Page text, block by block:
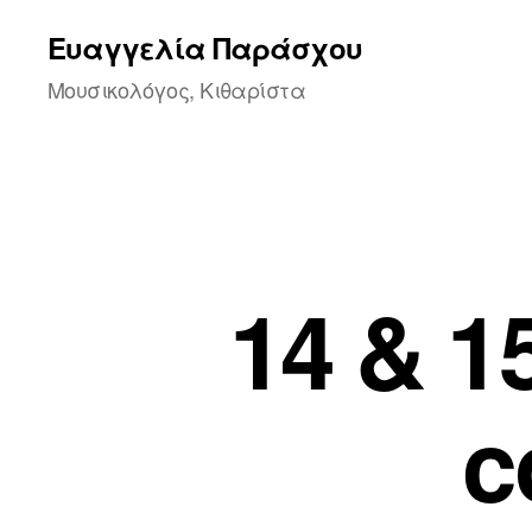
Ευαγγελία Παράσχου
Μουσικολόγος, Κιθαρίστα
14 &